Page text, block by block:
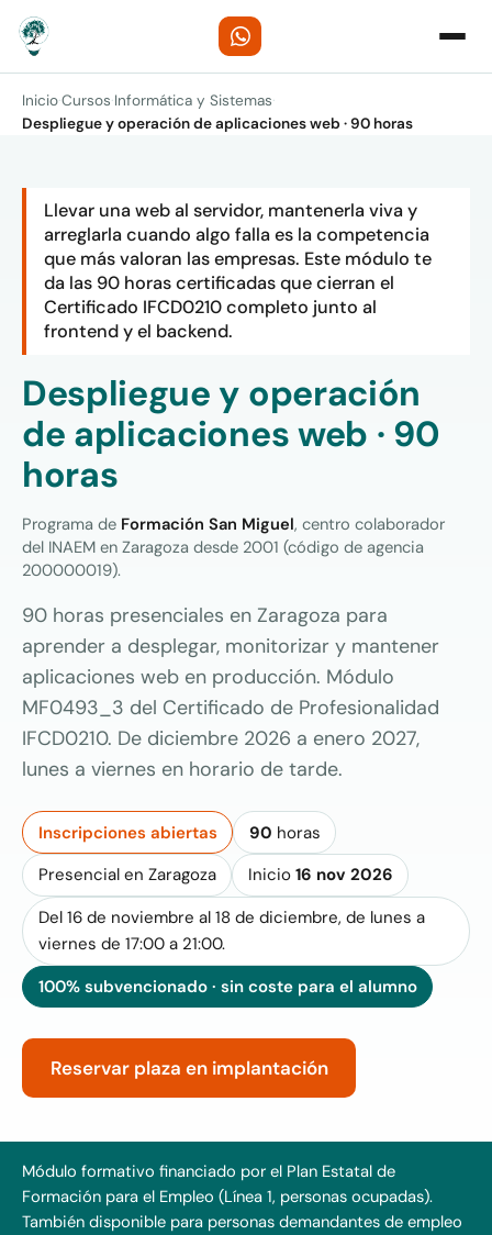
Inicio·Cursos·Informática y Sistemas·
Despliegue y operación de aplicaciones web · 90 horas
Llevar una web al servidor, mantenerla viva y
arreglarla cuando algo falla es la competencia
que más valoran las empresas. Este módulo te
da las 90 horas certificadas que cierran el
Certificado IFCD0210 completo junto al
frontend y el backend.
Despliegue y operación
de aplicaciones web · 90
horas
Programa de Formación San Miguel, centro colaborador
del INAEM en Zaragoza desde 2001 (código de agencia
200000019).
90 horas presenciales en Zaragoza para
aprender a desplegar, monitorizar y mantener
aplicaciones web en producción. Módulo
MF0493_3 del Certificado de Profesionalidad
IFCD0210. De diciembre 2026 a enero 2027,
lunes a viernes en horario de tarde.
Inscripciones abiertas 90 horas
Presencial en Zaragoza
Inicio 16 nov 2026
Del 16 de noviembre al 18 de diciembre, de lunes a
viernes de 17:00 a 21:00.
100% subvencionado · sin coste para el alumno
Reservar plaza en implantación
Módulo formativo financiado por el Plan Estatal de
Formación para el Empleo (Línea 1, personas ocupadas).
También disponible para personas demandantes de empleo